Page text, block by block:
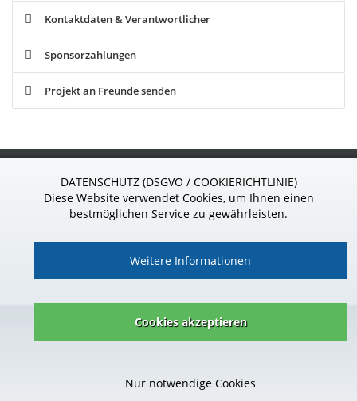
Kontaktdaten & Verantwortlicher
Sponsorzahlungen
Projekt an Freunde senden
Wir sind gern für Sie da!
Telefon: 037296 - 927 39 85
Impressum|Datenschutz|Kontakt|AGB|Vertrag widerrufen
© Copyright Mr-Money Software GmbH 2026
Inhaber.
DATENSCHUTZ (DSGVO / COOKIERICHTLINIE)
Diese Website verwendet Cookies, um Ihnen einen
bestmöglichen Service zu gewährleisten.
Weitere Informationen
Cookies akzeptieren
Nur notwendige Cookies